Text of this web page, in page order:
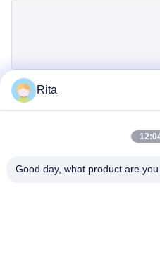
Rita
Good day, what product are